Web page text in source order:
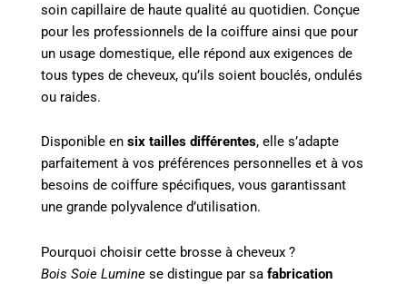
soin capillaire de haute qualité au quotidien. Conçue
pour les professionnels de la coiffure ainsi que pour
un usage domestique, elle répond aux exigences de
tous types de cheveux, qu’ils soient bouclés, ondulés
ou raides.
Disponible en six tailles différentes, elle s’adapte
parfaitement à vos préférences personnelles et à vos
besoins de coiffure spécifiques, vous garantissant
une grande polyvalence d’utilisation.
Pourquoi choisir cette brosse à cheveux ?
Bois Soie Lumine se distingue par sa fabrication